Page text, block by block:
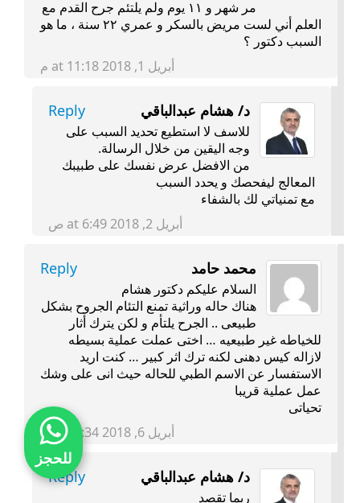
مر شهر و ١١ يوم ولم يلتئم جرح القدم مع
العلم أني لست مريض بالسكر و عمري ٢٢ سنة ، ما هو
السبب دكتور ؟
أبريل 1, 2018 at 11:18 م
د/ هشام عبدالباقي Reply
للاسف لا استطيع تحديد السبب على
وجه اليقين من خلال الرسالة.
من الافضل عرض نفسك على طبيبك
المعالج ليفحصك و يحدد السبب
مع تمنياتي لك بالشفاء
أبريل 2, 2018 at 6:49 ص
محمد حامد Reply
السلام عليكم دكتور هشام
هناك حاله وراثية تمنع التئام الجروح بشكل
طبيعى .. الجرح يلتأم و لكن يترك أثار
للخياطه غير طبيعيه … اختى عملت عملية بسيطه
لازاله كيس دهنى لكنه ترك اثر كبير … كنت اريد
الاستفسار عن الاسم الطبي للحاله حيث انى على وشك
عمل عملية قريبا
تحياتى
أبريل 6, 2018 at 3:34 ص
د/ هشام عبدالباقي Reply
ربما تقصد
للحجز